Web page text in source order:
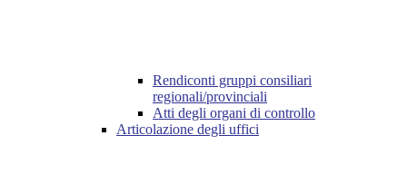
Rendiconti gruppi consiliari
regionali/provinciali
Atti degli organi di controllo
Articolazione degli uffici